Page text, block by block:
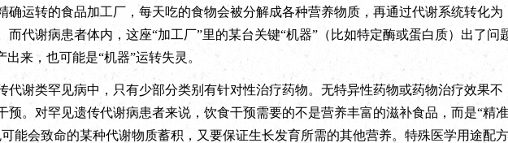
运转的食品加工厂，每天吃的食物会被分解成各种营养物质，再通过代谢系统转化为
而代谢病患者体内，这座“加工厂”里的某台关键“机器”（比如特定酶或蛋白质）出了问
来，也可能是“机器”运转失灵。
谢类罕见病中，只有少部分类别有针对性治疗药物。无特异性药物或药物治疗效果不
预。对罕见遗传代谢病患者来说，饮食干预需要的不是营养丰富的滋补食品，而是“精准
能会致命的某种代谢物质蓄积，又要保证生长发育所需的其他营养。特殊医学用途配方